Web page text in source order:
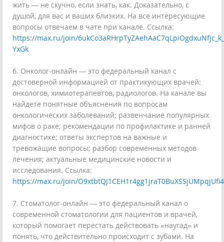
жить — не скучно, если знать, как. Доказательно, с
душой, для вас и ваших близких. На все интересующие
вопросы отвечаем в чате при канале. Ссылка:
https://max.ru/join/
YxGk
6. Онколог-онлайн — это федеральный канал с
достоверной информацией от практикующих врачей:
онкологов, химиотерапевтов, радиологов. На канале вы
найдете понятные объяснения по вопросам
онкологических заболеваний; развенчание популярных
мифов о раке; рекомендации по профилактике и ранней
диагностике; ответы экспертов на важные и
тревожащие вопросы; разбор современных методов
лечения; актуальные медицинские новости и
исследования. Ссылка:
https://max.ru/join/
7. Стоматолог-онлайн — это федеральный канал о
современной стоматологии для пациентов и врачей,
который помогает перестать действовать «наугад» и
понять, что действительно происходит с зубами. На